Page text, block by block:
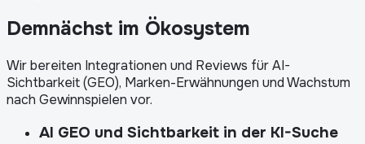
Demnächst im Ökosystem
Wir bereiten Integrationen und Reviews für AI-
Sichtbarkeit (GEO), Marken-Erwähnungen und Wachstum
nach Gewinnspielen vor.
AI GEO und Sichtbarkeit in der KI-Suche